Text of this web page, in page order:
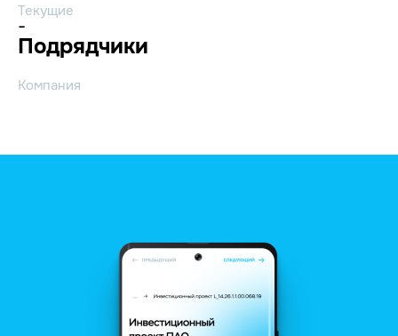
Текущие
-
Подрядчики
Компания